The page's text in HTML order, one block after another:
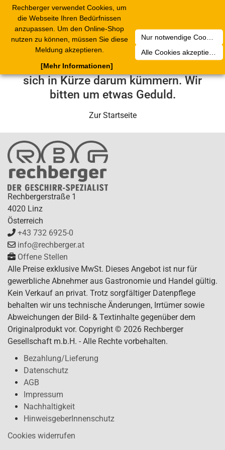
Rechberger verwendet Cookies, um
die Webseite Ihren Bedürfnissen
anzupassen. Um den Online-Shop
nutzen zu können, müssen Sie diese
Meldung akzeptieren.
Nur notwendige Cookies akzeptieren
Alle Cookies akzeptieren
[Mehr Informationen]
Leider ist ein technischer Fehler
aufgetreten. Unser Service-Team wird
sich in Kürze darum kümmern. Wir
bitten um etwas Geduld.
Zur Startseite
Rechbergerstraße 1
4020 Linz
Österreich
+43 732 6925-0
info@rechberger.at
Offene Stellen
Alle Preise exklusive MwSt. Dieses Angebot ist nur für
gewerbliche Abnehmer aus Gastronomie und Handel gültig.
Kein Verkauf an privat. Trotz sorgfältiger Datenpflege
behalten wir uns technische Änderungen, Irrtümer sowie
Abweichungen der Bild- & Textinhalte gegenüber dem
Originalprodukt vor. Copyright © 2026 Rechberger
Gesellschaft m.b.H. - Alle Rechte vorbehalten.
Bezahlung/Lieferung
Datenschutz
AGB
Impressum
Nachhaltigkeit
HinweisgeberInnenschutz
Cookies widerrufen